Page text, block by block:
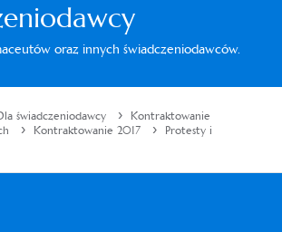
oraz innych świadczeniodawców.
świadczeniodawcy › Kontraktowanie
› Kontraktowanie 2017 ›
Protesty i